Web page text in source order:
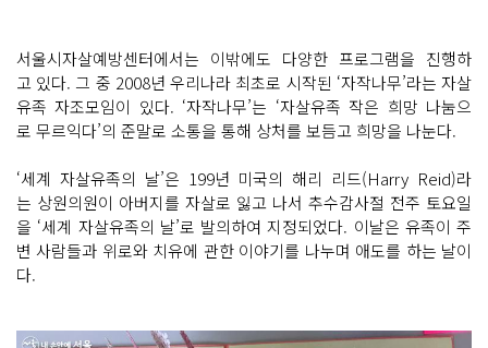
서울시자살예방센터에서는 이밖에도 다양한 프로그램을 진행하
고 있다. 그 중 2008년 우리나라 최초로 시작된 ‘자작나무’라는 자살
유족 자조모임이 있다. ‘자작나무’는 ‘자살유족 작은 희망 나눔으
로 무르익다’의 준말로 소통을 통해 상처를 보듬고 희망을 나눈다.
‘세계 자살유족의 날’은 199년 미국의 해리 리드(Harry Reid)라
는 상원의원이 아버지를 자살로 잃고 나서 추수감사절 전주 토요일
을 ‘세계 자살유족의 날’로 발의하여 지정되었다. 이날은 유족이 주
변 사람들과 위로와 치유에 관한 이야기를 나누며 애도를 하는 날이
다.